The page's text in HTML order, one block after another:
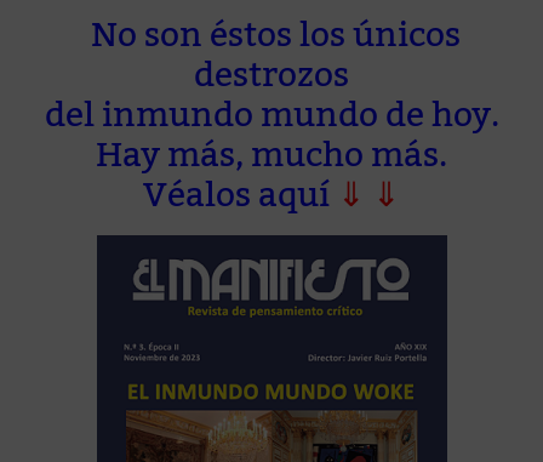
No son éstos los únicos
destrozos
del inmundo mundo de hoy.
Hay más, mucho más.
Véalos aquí ⇓ ⇓